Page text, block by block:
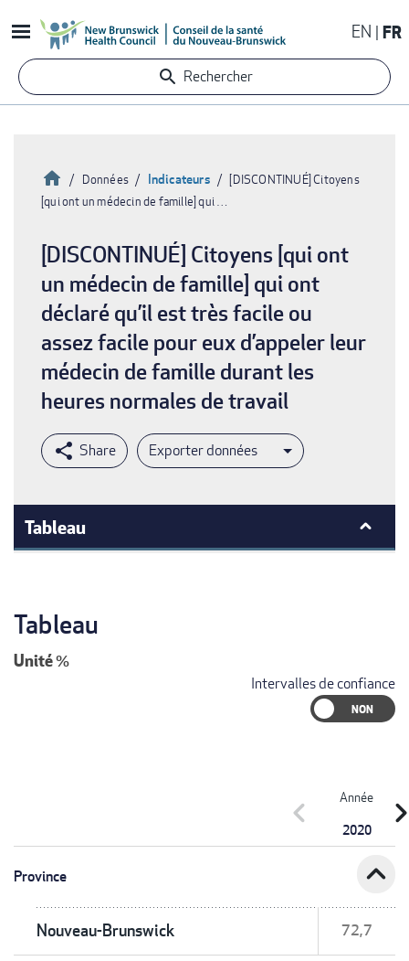
au
contenu
principal
EN FR
Rechercher
Fil
d'Ariane
Accueil
Données Indicateurs
[DISCONTINUÉ] Citoyens
[qui ont un médecin de famille] qui …
[DISCONTINUÉ] Citoyens [qui ont
un médecin de famille] qui ont
déclaré qu’il est très facile ou
assez facile pour eux d’appeler leur
médecin de famille durant les
heures normales de travail
Exporter données
Tableau
Tableau
Unité%
Intervalles de confiance
Année
2020
chevron_left
Province expand_less
Nouveau-Brunswick 72,7